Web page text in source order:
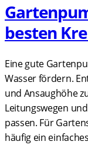
besten
Eine gute
Wasser fördern.
und Ansaughöhe
Leitungswegen
passen. Für
häufig ein einfaches